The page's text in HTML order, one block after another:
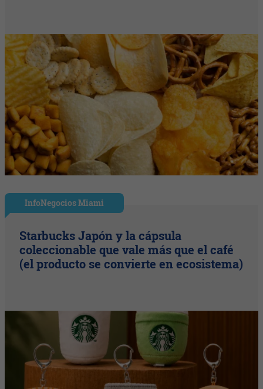
InfoNegocios Miami
Starbucks Japón y la cápsula
coleccionable que vale más que el café
(el producto se convierte en ecosistema)